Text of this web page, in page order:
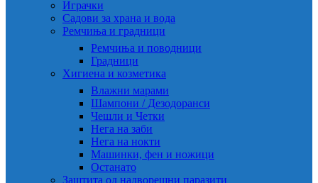
Играчки
Садови за храна и вода
Ремчиња и градници
Ремчиња и поводници
Градници
Хигиена и козметика
Влажни марами
Шампони / Дезодоранси
Чешли и Четки
Нега на заби
Нега на нокти
Машинки, фен и ножици
Останато
Заштита од надворешни паразити